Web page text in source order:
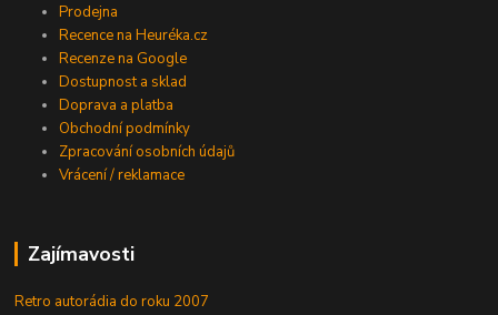
Prodejna
Recence na Heuréka.cz
Recenze na Google
Dostupnost a sklad
Doprava a platba
Obchodní podmínky
Zpracování osobních údajů
Vrácení / reklamace
Zajímavosti
Retro autorádia do roku 2007